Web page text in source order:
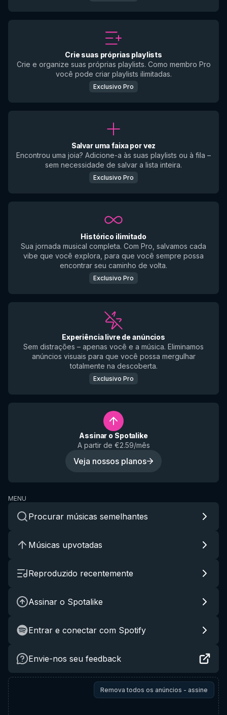
Crie suas próprias playlists
Crie e organize suas próprias playlists. Como membro Pro
você pode criar playlists ilimitadas.
Exclusivo Pro
Salvar uma faixa por vez
Encontrou uma joia? Adicione-a às suas playlists ou à fila –
sem necessidade de salvar a lista inteira.
Exclusivo Pro
Histórico ilimitado
Sua jornada musical completa. Com Pro, salvamos cada
vibe que você explora, para que você sempre possa
encontrar seu caminho de volta.
Exclusivo Pro
Experiência livre de anúncios
Sem distrações – apenas você e a música. Eliminamos
anúncios visuais para que você possa mergulhar
totalmente na descoberta.
Exclusivo Pro
Assinar o Spotalike
A partir de €2.59/mês
Veja nossos planos
MENU
Procurar músicas semelhantes
Músicas upvotadas
Reproduzido recentemente
Assinar o Spotalike
Entrar e conectar com Spotify
Envie-nos seu feedback
Remova todos os anúncios - assine